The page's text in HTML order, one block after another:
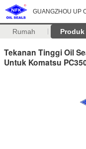
GUANGZHOU UP
Rumah Produk
Tekanan Tinggi Oil
Untuk Komatsu